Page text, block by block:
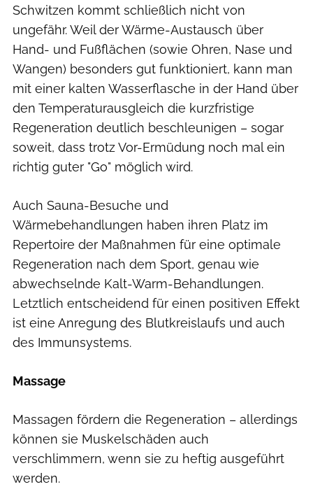
Schwitzen kommt schließlich nicht von
ungefähr. Weil der Wärme-Austausch über
Hand- und Fußflächen (sowie Ohren, Nase und
Wangen) besonders gut funktioniert, kann man
mit einer kalten Wasserflasche in der Hand über
den Temperaturausgleich die kurzfristige
Regeneration deutlich beschleunigen – sogar
soweit, dass trotz Vor-Ermüdung noch mal ein
richtig guter "Go" möglich wird.
Auch Sauna-Besuche und
Wärmebehandlungen haben ihren Platz im
Repertoire der Maßnahmen für eine optimale
Regeneration nach dem Sport, genau wie
abwechselnde Kalt-Warm-Behandlungen.
Letztlich entscheidend für einen positiven Effekt
ist eine Anregung des Blutkreislaufs und auch
des Immunsystems.
Massage
Massagen fördern die Regeneration – allerdings
können sie Muskelschäden auch
verschlimmern, wenn sie zu heftig ausgeführt
werden.